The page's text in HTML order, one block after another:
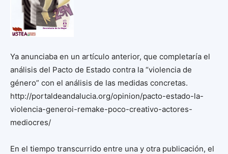
Ya anunciaba en un artículo anterior, que completaría el
análisis del Pacto de Estado contra la “violencia de
género” con el análisis de las medidas concretas.
http://portaldeandalucia.org/opinion/pacto-estado-la-
violencia-generoi-remake-poco-creativo-actores-
mediocres/
En el tiempo transcurrido entre una y otra publicación, el